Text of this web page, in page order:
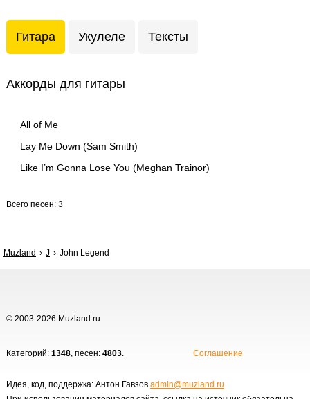
Гитара Укулеле Тексты
Аккорды для гитары
All of Me
Lay Me Down (Sam Smith)
Like I’m Gonna Lose You (Meghan Trainor)
Всего песен: 3
Muzland J John Legend
© 2003-2026 Muzland.ru
Категорий: 1348, песен: 4803. Соглашение
Идея, код, поддержка: Антон Гавзов admin@muzland.ru